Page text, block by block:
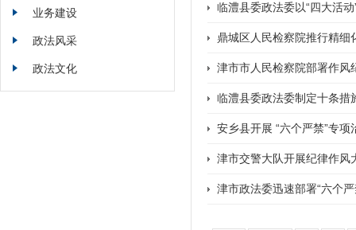
业务建设
政法风采
政法文化
临澧县委政法委以“四大活
鼎城区人民检察院推行精
津市市人民检察院部署作风
临澧县委政法委制定十条措
安乡县开展 “六个严禁”专项
津市交警大队开展纪律作风
津市政法委迅速部署“六个